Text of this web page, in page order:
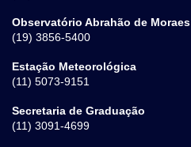
Observatório Abrahão de Moraes
(19) 3856-5400
Estação Meteorológica
(11) 5073-9151
Secretaria de Graduação
(11) 3091-4699